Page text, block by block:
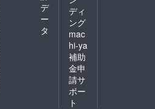
デ
ー
タ
ディ
ング
mac
hi-ya
補助
金申
請サ
ポー
ト